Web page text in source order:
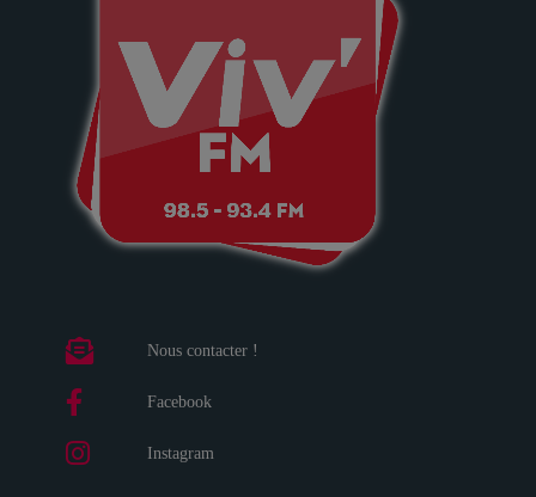
Nous contacter !
Facebook
Instagram